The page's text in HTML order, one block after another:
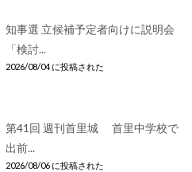
知事選 立候補予定者向けに説明会
「検討...
2026/08/04 に投稿された
第41回 週刊首里城 首里中学校で
出前...
2026/08/06 に投稿された